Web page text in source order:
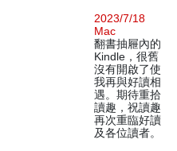
2023/7/18
Mac
翻書抽屜內的
Kindle，很舊
沒有開啟了使
我再與好讀相
遇。期待重拾
讀趣，祝讀趣
再次重臨好讀
及各位讀者。